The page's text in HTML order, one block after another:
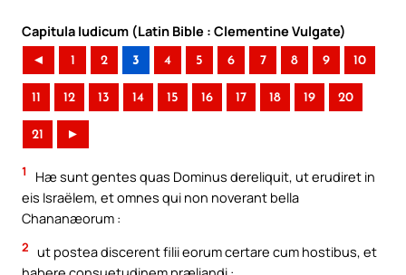
Capitula Iudicum (Latin Bible : Clementine Vulgate)
◄ 1 2 3 4 5 6 7 8 9 10
11 12 13 14 15 16 17 18 19 20
21 ►
1
Hæ sunt gentes quas Dominus dereliquit, ut erudiret in
eis Israëlem, et omnes qui non noverant bella
Chananæorum :
2 ut postea discerent filii eorum certare cum hostibus, et